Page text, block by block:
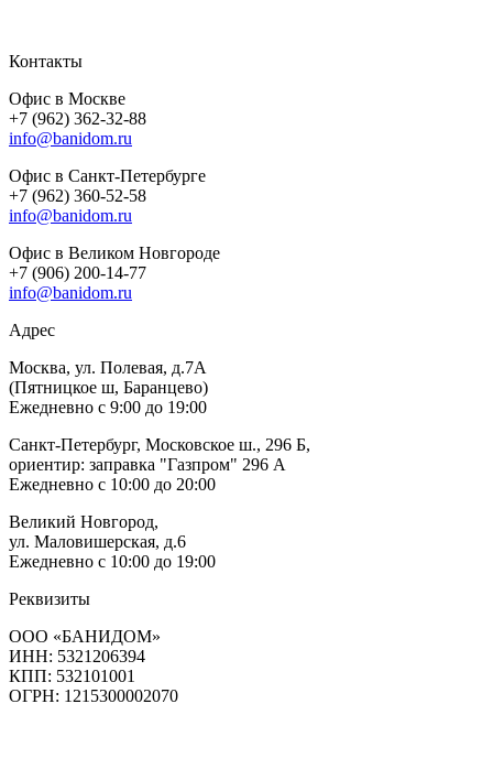
Контакты
Офис в Москве
+7 (962) 362-32-88
info@banidom.ru
Офис в Санкт-Петербурге
+7 (962) 360-52-58
info@banidom.ru
Офис в Великом Новгороде
+7 (906) 200-14-77
info@banidom.ru
Адрес
Москва, ул. Полевая, д.7А
(Пятницкое ш, Баранцево)
Ежедневно с 9:00 до 19:00
Санкт-Петербург, Московское ш., 296 Б,
ориентир: заправка "Газпром" 296 А
Ежедневно с 10:00 до 20:00
Великий Новгород,
ул. Маловишерская, д.6
Ежедневно с 10:00 до 19:00
Реквизиты
ООО «БАНИДОМ»
ИНН: 5321206394
КПП: 532101001
ОГРН: 1215300002070